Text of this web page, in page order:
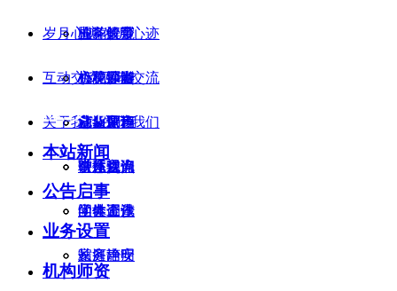
业务设置
机构师资
培训课程
梅花解梦
梅花沙游
九宫剧场
个体咨询
团体工作
家庭治疗
国学管窥
心灵探幽
世象评论
讲座观点
岁月心迹 岁月心迹
心境潭影
意象风声
智慧烛光
尘世金沙
长河静安
互动交流 互动交流
我要留言
前往交流
问卷调查
关于我们 关于我们
联系我们
学会资讯
站务声明
信息发布
本站新闻
公告启事
业务设置
机构师资